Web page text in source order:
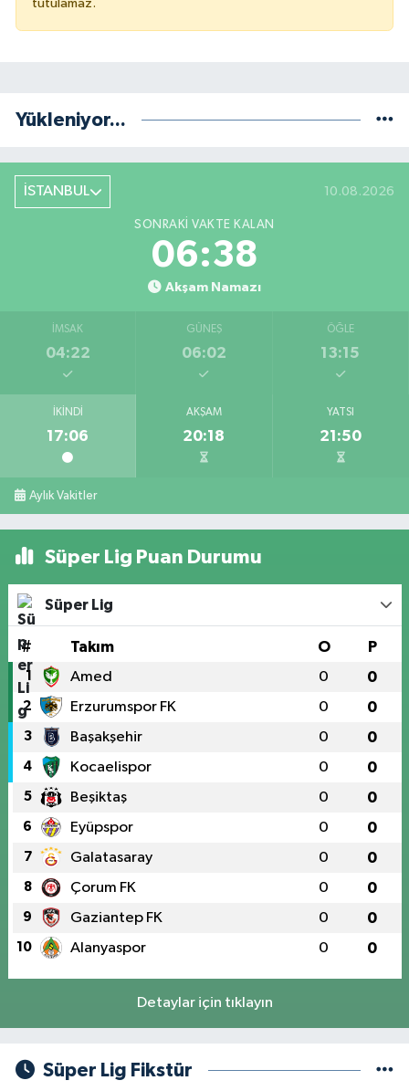
tutulamaz.
Yükleniyor...
İSTANBUL 10.08.2026
SONRAKI VAKTE KALAN
06:37
Akşam Namazı
İMSAK
04:22
GÜNEŞ
06:02
ÖĞLE
13:15
İKINDI
17:06
AKŞAM
20:18
YATSI
21:50
Aylık Vakitler
Süper Lig Puan Durumu
Süper Lig
# Takım O P
1 Amed 0 0
2 Erzurumspor FK 0 0
3 Başakşehir 0 0
4 Kocaelispor 0 0
5 Beşiktaş 0 0
6 Eyüpspor 0 0
7 Galatasaray 0 0
8 Çorum FK 0 0
9 Gaziantep FK 0 0
10 Alanyaspor 0 0
Detaylar için tıklayın
Süper Lig Fikstür